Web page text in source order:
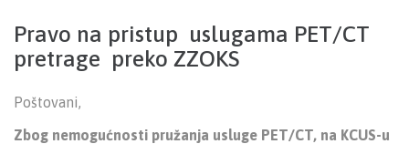
Pravo na pristup uslugama PET/CT
pretrage preko ZZOKS
Poštovani,
Zbog nemogućnosti pružanja usluge PET/CT, na KCUS-u